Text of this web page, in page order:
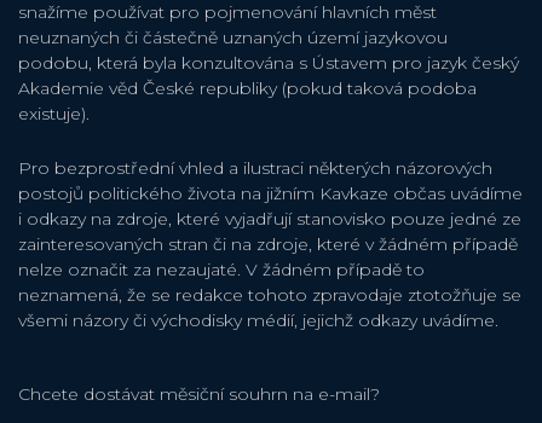
snažíme používat pro pojmenování hlavních měst
neuznaných či částečně uznaných území jazykovou
podobu, která byla konzultována s Ústavem pro jazyk český
Akademie věd České republiky (pokud taková podoba
existuje).
Pro bezprostřední vhled a ilustraci některých názorových
postojů politického života na jižním Kavkaze občas uvádíme
i odkazy na zdroje, které vyjadřují stanovisko pouze jedné ze
zainteresovaných stran či na zdroje, které v žádném případě
nelze označit za nezaujaté. V žádném případě to
neznamená, že se redakce tohoto zpravodaje ztotožňuje se
všemi názory či východisky médií, jejichž odkazy uvádíme.
Chcete dostávat měsiční souhrn na e-mail?